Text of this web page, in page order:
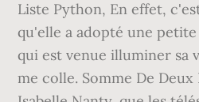
Liste Python, En effet,
qu'elle a adopté une
qui est venue illuminer sa
me colle. Somme De